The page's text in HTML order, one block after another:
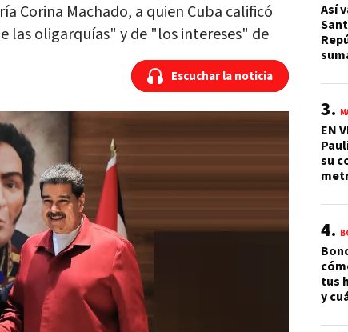
Corina Machado, a quien Cuba calificó
oligarquías" y de "los intereses" de
Escuchar la noticia
Escuchar la noticia
Así
EN
su
tus
y